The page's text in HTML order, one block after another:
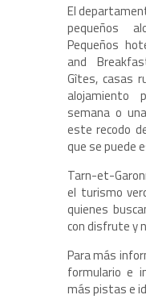
El
pequeños
Pequeños
and
Gîtes, casas
semana o
este recodo
que se puede
Tarn-et-
el turismo
quienes
con disfrute y
Para más
formulario e
más pistas e